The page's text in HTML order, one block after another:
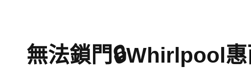
無法鎖門🔒Whirlpool